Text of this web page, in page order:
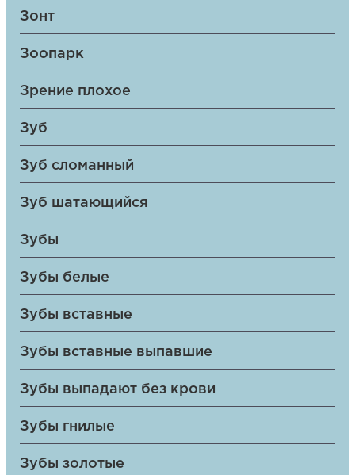
Зонт
Зоопарк
Зрение плохое
Зуб
Зуб сломанный
Зуб шатающийся
Зубы
Зубы белые
Зубы вставные
Зубы вставные выпавшие
Зубы выпадают без крови
Зубы гнилые
Зубы золотые